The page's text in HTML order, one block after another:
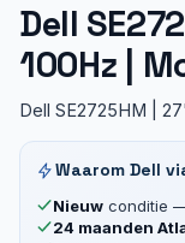
Dell
100Hz |
Dell SE2725HM |
Waarom Dell
Nieuw conditie
24 maanden